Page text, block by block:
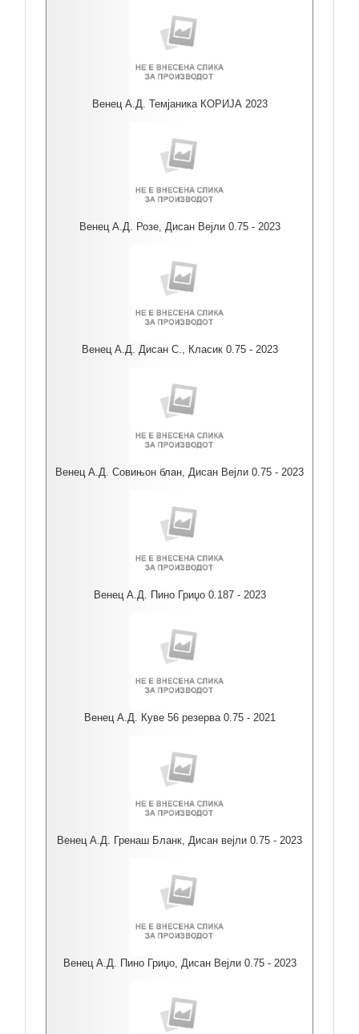
Венец А.Д. Темјаника КОРИЈА 2023
Венец А.Д. Розе, Дисан Вејли 0.75 - 2023
Венец А.Д. Дисан С., Класик 0.75 - 2023
Венец А.Д. Совињон блан, Дисан Вејли 0.75 - 2023
Венец А.Д. Пино Гриџо 0.187 - 2023
Венец А.Д. Куве 56 резерва 0.75 - 2021
Венец А.Д. Гренаш Бланк, Дисан вејли 0.75 - 2023
Венец А.Д. Пино Гриџо, Дисан Вејли 0.75 - 2023